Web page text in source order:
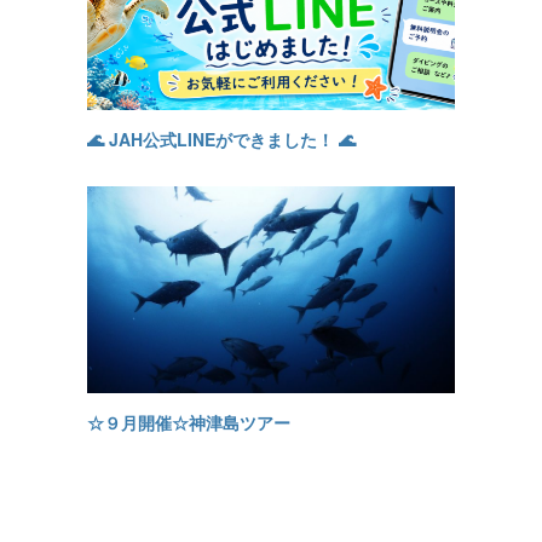
🌊 JAH公式LINEができました！ 🌊
☆９月開催☆神津島ツアー